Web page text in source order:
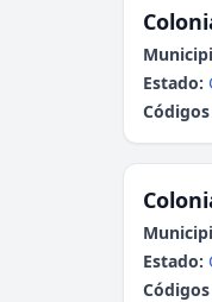
Estado:
Estado: